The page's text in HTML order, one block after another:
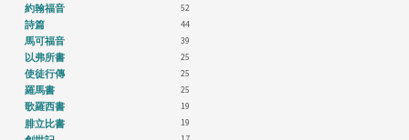
約翰福音 52
詩篇 44
馬可福音 39
以弗所書 25
使徒行傳 25
羅馬書 25
歌羅西書 19
腓立比書 19